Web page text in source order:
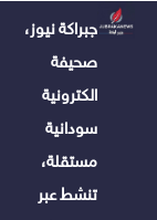
جبراكة نيوز،
صحيفة
الكترونية
سودانية
مستقلة،
تنشط عبر